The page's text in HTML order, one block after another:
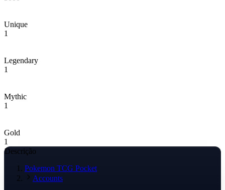
Unique
1
Legendary
1
Mythic
1
Gold
1
Descrição
Pokemon TCG Pocket
Accounts